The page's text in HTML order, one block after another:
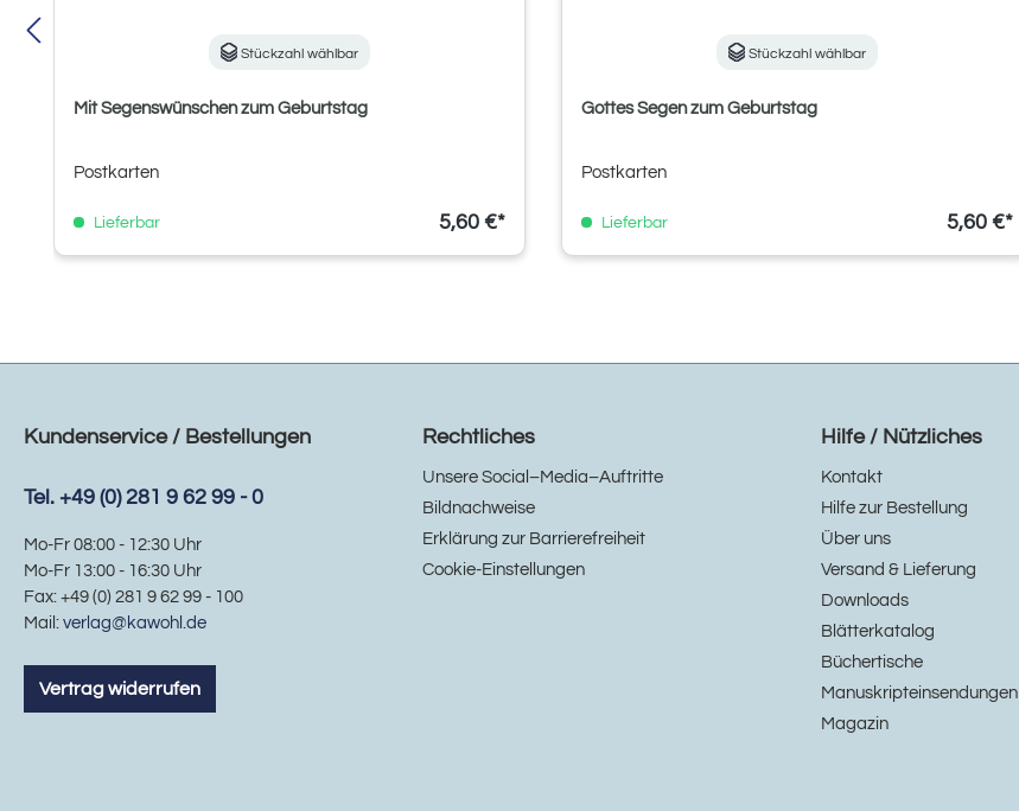
Stückzahl wählbar
Mit Segenswünschen zum Geburtstag
Postkarten
Lieferbar 5,60 €*
Stückzahl wählbar
Gottes Segen zum Geburtstag
Postkarten
Lieferbar 5,60 €*
Kundenservice / Bestellungen
Tel. +49 (0) 281 9 62 99 - 0
Mo-Fr 08:00 - 12:30 Uhr
Mo-Fr 13:00 - 16:30 Uhr
Fax: +49 (0) 281 9 62 99 - 100
Mail: verlag@kawohl.de
Vertrag widerrufen
Rechtliches
Unsere Social–Media–Auftritte
Bildnachweise
Erklärung zur Barrierefreiheit
Cookie-Einstellungen
Hilfe / Nützliches
Kontakt
Hilfe zur Bestellung
Über uns
Versand & Lieferung
Downloads
Blätterkatalog
Büchertische
Manuskripteinsendungen
Magazin